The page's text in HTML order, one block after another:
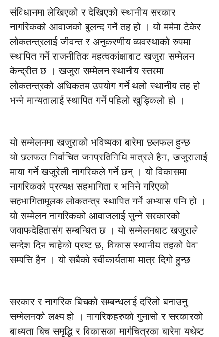
संविधानमा लेखिएको र देखिएको स्थानीय सरकार
नागरिकको आवाजको बुलन्द गर्ने तह हो । यो मर्ममा टेकेर
लोकतन्त्रलाई जीवन्त र अनुकरणीय व्यवस्थाको रुपमा
स्थापित गर्ने राजनीतिक महत्वकांक्षाबाट खजुरा सम्मेलन
केन्द्रीत छ । खजुरा सम्मेलन स्थानीय स्तरमा
लोकतन्त्रको अधिकतम उपयोग गर्ने थलो स्थानीय तह हो
भन्ने मान्यतालाई स्थापित गर्ने पहिलो खुड्किलो हो ।
यो सम्मेलनमा खजुराको भविष्यका बारेमा छलफल हुन्छ ।
यो छलफल निर्वाचित जनप्रतिनिधि मात्रले हैन, खजुरालाई
माया गर्ने खजुरेली नागरिकले गर्ने छन् । यो विकासमा
नागरिकको प्रत्यक्ष सहभागिता र भनिने गरिएको
सहभागितामूलक लोकतन्त्र स्थापित गर्ने अभ्यास पनि हो ।
यो सम्मेलन नागरिकको आवाजलाई सुन्ने सरकारको
जवाफदेहितासंग सम्बन्धित छ । यो सम्मेलनबाट खजुराले
सन्देश दिन चाहेको प्रष्ट छ, विकास स्थानीय तहको पेवा
सम्पत्ति हैन । यो सबैको स्वीकार्यतामा मात्र दिगो हुन्छ ।
सरकार र नागरिक बिचको सम्बन्धलाई दरिलो बनाउनु
सम्मेलनको लक्ष्य हो । नागरिकहरुको गुनासो र सरकारको
बाध्यता बिच समृद्धि र विकासका मार्गचित्रका बारेमा यथेष्ट